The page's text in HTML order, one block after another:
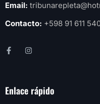
Email:
Contacto: +598 91 611
Enlace rápido